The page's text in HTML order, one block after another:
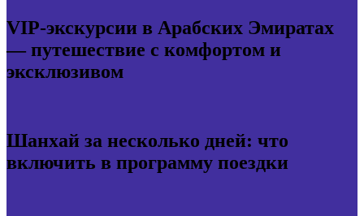
VIP-экскурсии в Арабских Эмиратах
— путешествие с комфортом и
эксклюзивом
Шанхай за несколько дней: что
включить в программу поездки